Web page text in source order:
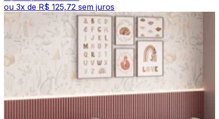
ou 3x de R$ 125,72 sem juros